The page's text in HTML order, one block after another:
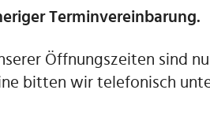
Terminvereinbarung.
Öffnungszeiten sind
bitten wir telefonisch